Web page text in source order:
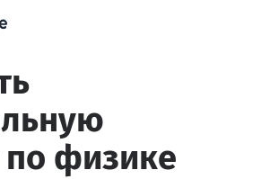
по физике